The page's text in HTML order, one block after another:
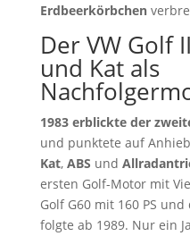
Erdbeerkörbchen
Der VW Golf
und Kat als
1983 erblickte der
und punktete auf
Kat,ABS und
ersten Golf-Motor mit
Golf G60 mit 160 PS
folgte ab 1989. Nur ein